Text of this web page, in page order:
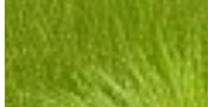
Accueil /Tout savoir sur la fosse septique :